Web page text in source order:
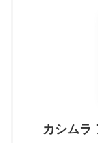
カシムラ